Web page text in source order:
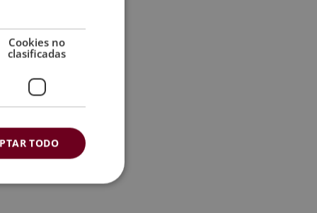
Cookies no
clasificadas
TODO